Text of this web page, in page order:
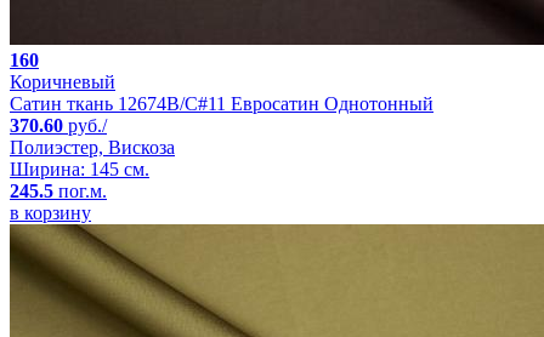
160
Коричневый
Сатин ткань 12674B/C#11 Евросатин Однотонный
370.60 руб./
Полиэстер, Вискоза
Ширина: 145 см.
245.5 пог.м.
в корзину